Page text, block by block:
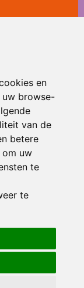
en
uw browse-
van de
betere
om uw
te
te
RSIN en Anbi